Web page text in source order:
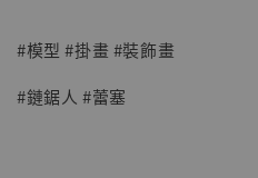
#模型 #掛畫 #裝飾畫
#鏈鋸人 #蕾塞